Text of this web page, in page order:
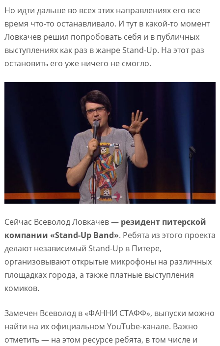
Но идти дальше во всех этих направлениях его все
время что-то останавливало. И тут в какой-то момент
Ловкачев решил попробовать себя и в публичных
выступлениях как раз в жанре Stand-Up. На этот раз
остановить его уже ничего не смогло.
Сейчас Всеволод Ловкачев — резидент питерской
компании «Stand-Up Band». Ребята из этого проекта
делают независимый Stand-Up в Питере,
организовывают открытые микрофоны на различных
площадках города, а также платные выступления
комиков.
Замечен Всеволод в «ФАННИ СТАФФ», выпуски можно
найти на их официальном YouTube-канале. Важно
отметить — на этом ресурсе ребята, в том числе и